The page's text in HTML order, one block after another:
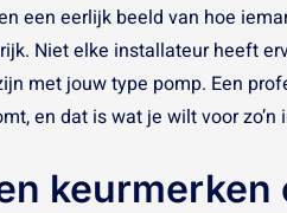
een eerlijk beeld van hoe
Niet elke installateur heeft
met jouw type pomp. Een
en dat is wat je wilt voor zo’n
keurmerken